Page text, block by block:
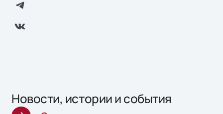
Новости, истории и события